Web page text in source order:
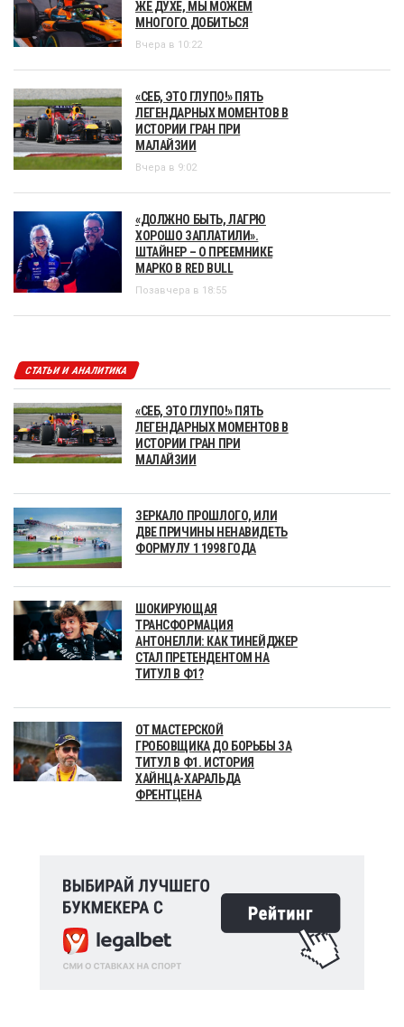
ЖЕ ДУХЕ, МЫ МОЖЕМ
МНОГОГО ДОБИТЬСЯ
Вчера в 10:22
«СЕБ, ЭТО ГЛУПО!» ПЯТЬ
ЛЕГЕНДАРНЫХ МОМЕНТОВ В
ИСТОРИИ ГРАН ПРИ
МАЛАЙЗИИ
Вчера в 9:02
«ДОЛЖНО БЫТЬ, ЛАГРЮ
ХОРОШО ЗАПЛАТИЛИ».
ШТАЙНЕР – О ПРЕЕМНИКЕ
МАРКО В RED BULL
Позавчера в 18:55
СТАТЬИ И АНАЛИТИКА
«СЕБ, ЭТО ГЛУПО!» ПЯТЬ
ЛЕГЕНДАРНЫХ МОМЕНТОВ В
ИСТОРИИ ГРАН ПРИ
МАЛАЙЗИИ
ЗЕРКАЛО ПРОШЛОГО, ИЛИ
ДВЕ ПРИЧИНЫ НЕНАВИДЕТЬ
ФОРМУЛУ 1 1998 ГОДА
ШОКИРУЮЩАЯ
ТРАНСФОРМАЦИЯ
АНТОНЕЛЛИ: КАК ТИНЕЙДЖЕР
СТАЛ ПРЕТЕНДЕНТОМ НА
ТИТУЛ В Ф1?
ОТ МАСТЕРСКОЙ
ГРОБОВЩИКА ДО БОРЬБЫ ЗА
ТИТУЛ В Ф1. ИСТОРИЯ
ХАЙНЦА-ХАРАЛЬДА
ФРЕНТЦЕНА